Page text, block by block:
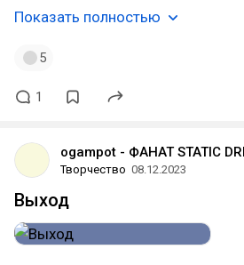
Показать полностью
5
1
ogampot - ФАНАТ STATIC
Творчество 08.12.2023
Выход